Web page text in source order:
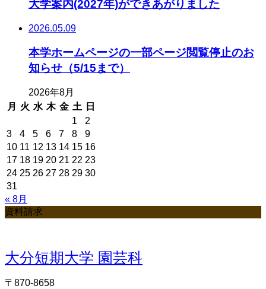
大学案内(2027年)ができあがりました
2026.05.09
本学ホームページの一部ページ閲覧停止のお
知らせ（5/15まで）
2026年8月
月
火 水 木 金 土
日
1
2
3
4 5 6 7 8
9
10 11 12 13 14 15 16
17 18 19 20 21 22 23
24 25 26 27 28 29 30
31
« 8月
資料請求
大分短期大学 園芸科
〒870-8658